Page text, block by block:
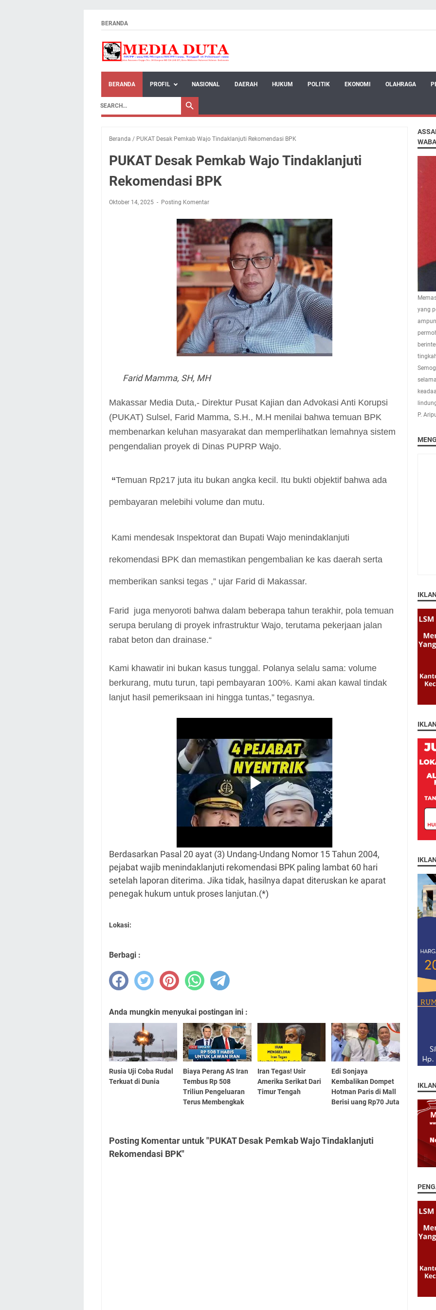
BERANDA
BERANDA PROFIL NASIONAL DAERAH HUKUM POLITIK EKONOMI OLAHRAGA
Beranda / PUKAT Desak Pemkab Wajo Tindaklanjuti Rekomendasi BPK
PUKAT Desak Pemkab Wajo Tindaklanjuti
Rekomendasi BPK
Oktober 14, 2025 Posting Komentar
Farid Mamma, SH, MH
Makassar Media Duta,- Direktur Pusat Kajian dan Advokasi Anti Korupsi
(PUKAT) Sulsel, Farid Mamma, S.H., M.H menilai bahwa temuan BPK
membenarkan keluhan masyarakat dan memperlihatkan lemahnya sistem
pengendalian proyek di Dinas PUPRP Wajo.
“Temuan Rp217 juta itu bukan angka kecil. Itu bukti objektif bahwa ada
pembayaran melebihi volume dan mutu.
Kami mendesak Inspektorat dan Bupati Wajo menindaklanjuti
rekomendasi BPK dan memastikan pengembalian ke kas daerah serta
memberikan sanksi tegas ,” ujar Farid di Makassar.
Farid juga menyoroti bahwa dalam beberapa tahun terakhir, pola temuan
serupa berulang di proyek infrastruktur Wajo, terutama pekerjaan jalan
rabat beton dan drainase.“
Kami khawatir ini bukan kasus tunggal. Polanya selalu sama: volume
berkurang, mutu turun, tapi pembayaran 100%. Kami akan kawal tindak
lanjut hasil pemeriksaan ini hingga tuntas,” tegasnya.
Berdasarkan Pasal 20 ayat (3) Undang-Undang Nomor 15 Tahun 2004,
pejabat wajib menindaklanjuti rekomendasi BPK paling lambat 60 hari
setelah laporan diterima. Jika tidak, hasilnya dapat diteruskan ke aparat
penegak hukum untuk proses lanjutan.(*)
Lokasi:
Berbagi :
Anda mungkin menyukai postingan ini :
Rusia Uji Coba Rudal
Terkuat di Dunia
Biaya Perang AS Iran
Tembus Rp 508
Triliun Pengeluaran
Terus Membengkak
Iran Tegas! Usir
Amerika Serikat Dari
Timur Tengah
Edi Sonjaya
Kembalikan Dompet
Hotman Paris di Mall
Berisi uang Rp70 Juta
Posting Komentar untuk "PUKAT Desak Pemkab Wajo Tindaklanjuti
Rekomendasi BPK"
yang
P.